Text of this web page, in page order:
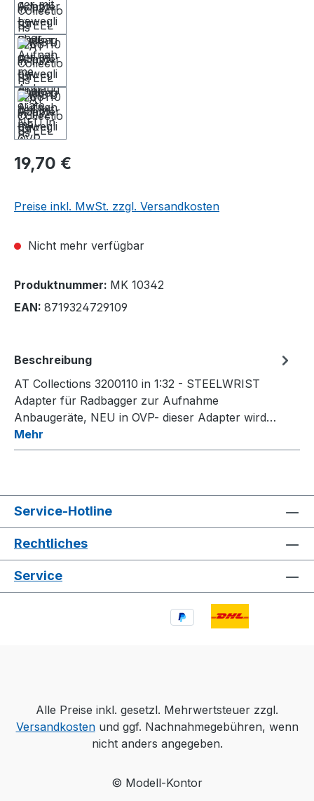
19,70 €
Preise inkl. MwSt. zzgl. Versandkosten
Nicht mehr verfügbar
Produktnummer: MK 10342
EAN: 8719324729109
Beschreibung
AT Collections 3200110 in 1:32 - STEELWRIST
Adapter für Radbagger zur Aufnahme
Anbaugeräte, NEU in OVP- dieser Adapter wird…
Mehr
Service-Hotline
Rechtliches
Service
Alle Preise inkl. gesetzl. Mehrwertsteuer zzgl.
Versandkostenund ggf. Nachnahmegebühren, wenn
nicht anders angegeben.
© Modell-Kontor